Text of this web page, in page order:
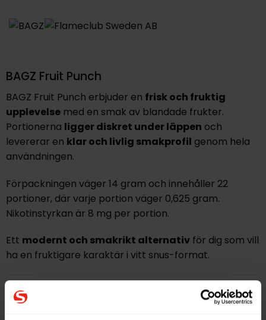
BAGZ Fruit Punch
BAGZ Fruit Punch erbjuder en frisk och fruktig
upplevelsemed en smak av blandade frukter.
Portionerna ligger diskret under läppen och
levererar en klar och livlig smakprofil genom hela
användningen.
Förpackningen väger 14 gram och innehåller 22
portioner, där varje portion väger 0,625 gram.
Nikotinstyrkan är 8 mg per portion.
Ett modernt och smakrikt alternativför dig som vill
ha en fruktigare karaktär i vitt snus-format.
Hitta alla produkter från